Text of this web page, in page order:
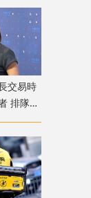
交易時
排隊上